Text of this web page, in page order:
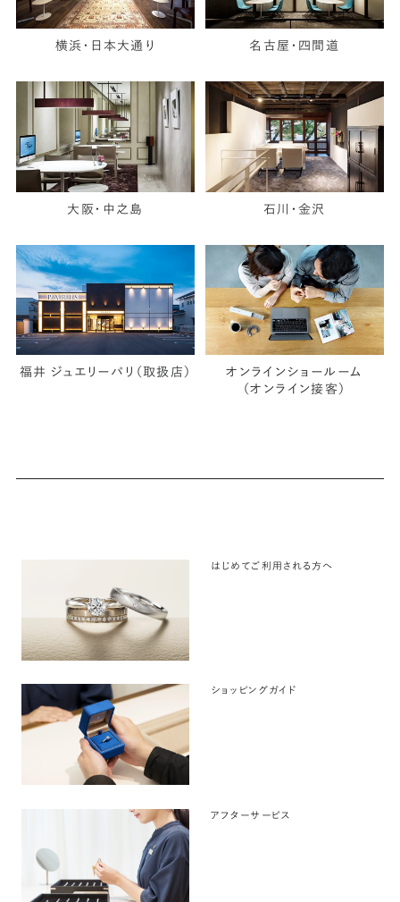
横浜・日本大通り 名古屋・四間道
大阪・中之島 石川・金沢
福井 ジュエリーパリ（取扱店）
オンラインショールーム
（オンライン接客）
はじめてご利用される方へ
ショッピングガイド
アフターサービス